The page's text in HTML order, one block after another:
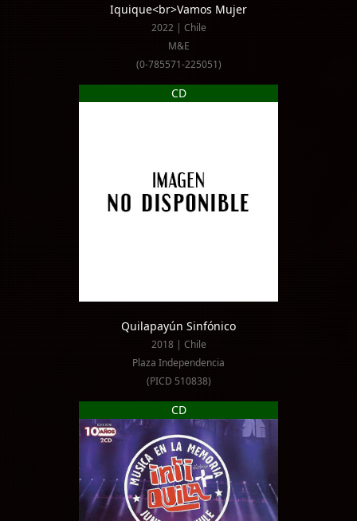
Iquique<br>Vamos Mujer
2022 | Chile
M&E
(0-785571-225051)
CD
Quilapayún Sinfónico
2018 | Chile
Plaza Independencia
(PICD 510838)
CD